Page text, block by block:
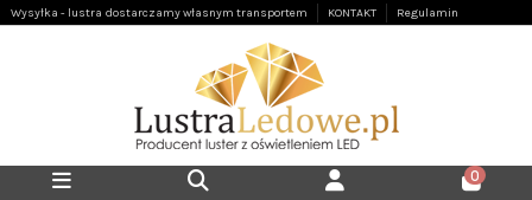
Wysyłka - lustra dostarczamy własnym transportem KONTAKT Regulamin
0